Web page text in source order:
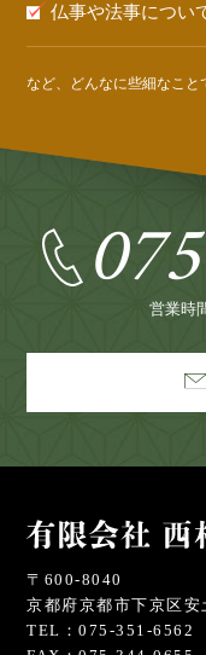
仏事や法事につい
など、どんなに些細なこと
営業時
〒600-8040
京都府京都市下京区安
TEL：075-351-6562